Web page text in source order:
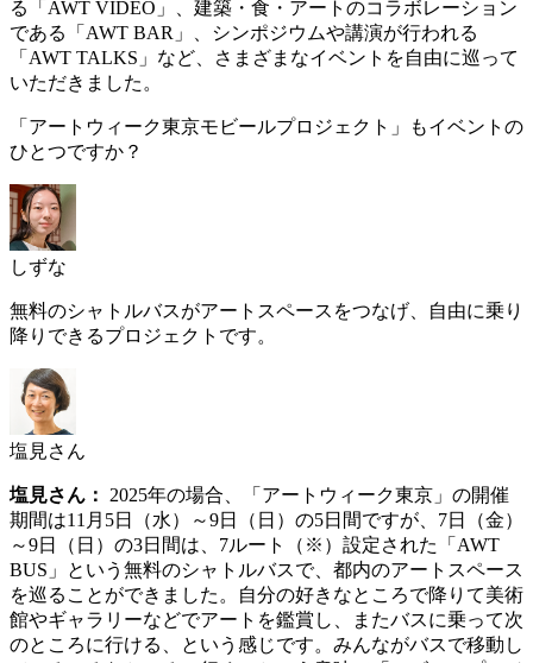
る「AWT VIDEO」、建築・食・アートのコラボレーション
である「AWT BAR」、シンポジウムや講演が行われる
「AWT TALKS」など、さまざまなイベントを自由に巡って
いただきました。
「アートウィーク東京モビールプロジェクト」もイベントの
ひとつですか？
しずな
無料のシャトルバスがアートスペースをつなげ、自由に乗り
降りできるプロジェクトです。
塩見さん
塩見さん：
2025年の場合、「アートウィーク東京」の開催
期間は11月5日（水）～9日（日）の5日間ですが、7日（金）
～9日（日）の3日間は、7ルート（※）設定された「AWT
BUS」という無料のシャトルバスで、都内のアートスペース
を巡ることができました。自分の好きなところで降りて美術
館やギャラリーなどでアートを鑑賞し、またバスに乗って次
のところに行ける、という感じです。みんながバスで移動し